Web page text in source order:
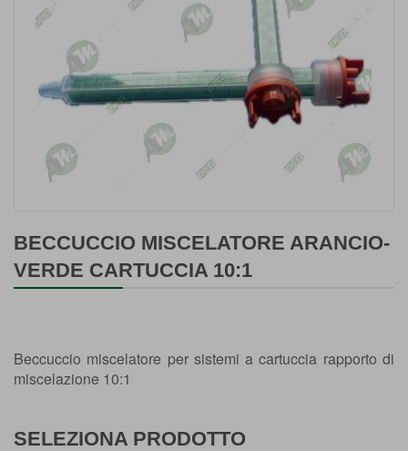
BECCUCCIO MISCELATORE ARANCIO-
VERDE CARTUCCIA 10:1
all'inizio
galleria
Beccuccio miscelatore per sistemi a cartuccia rapporto di
miscelazione 10:1
SELEZIONA PRODOTTO